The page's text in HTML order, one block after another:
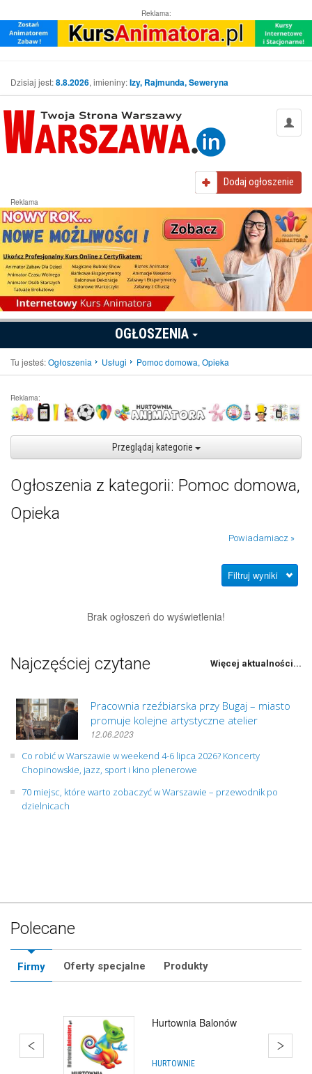
Reklama:
Dzisiaj jest:8.8.2026, imieniny:Izy, Rajmunda, Seweryna
Dodaj ogłoszenie
Reklama
OGŁOSZENIA
Tu jesteś:Ogłoszenia Usługi Pomoc domowa, Opieka
Reklama:
Przeglądaj kategorie
Ogłoszenia z kategorii: Pomoc domowa,
Opieka
Powiadamiacz »
Filtruj wyniki
Brak ogłoszeń do wyświetlenia!
Najczęściej czytane Więcej aktualności...
Pracownia rzeźbiarska przy Bugaj – miasto
promuje kolejne artystyczne atelier
12.06.2023
Co robić w Warszawie w weekend 4-6 lipca 2026? Koncerty
Chopinowskie, jazz, sport i kino plenerowe
70 miejsc, które warto zobaczyć w Warszawie – przewodnik po
dzielnicach
Polecane
Firmy Oferty specjalne Produkty
Hurtownia Balonów
HURTOWNIE